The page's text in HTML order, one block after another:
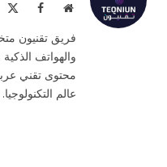
موقعفيسبوك
فريق تقنيون
والهواتف
محتوى تقني
عالم التكنولوجيا.